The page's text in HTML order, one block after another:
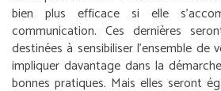
bien plus efficace si elle
communication. Ces dernières
destinées à sensibiliser l’ensemble de
impliquer davantage dans la
bonnes pratiques. Mais elles seront